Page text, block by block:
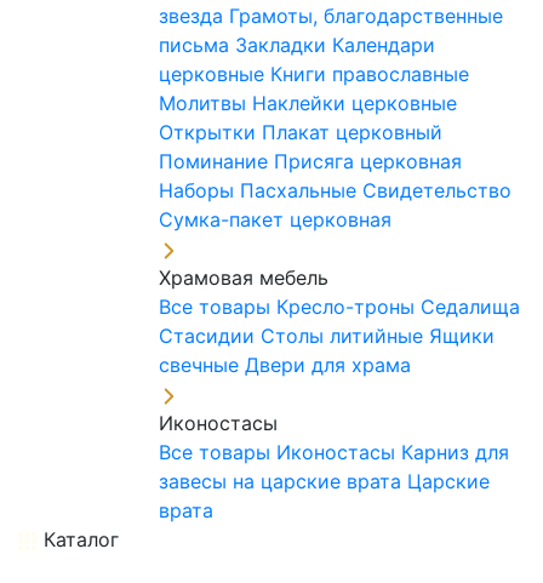
звезда Грамоты, благодарственные
письма Закладки Календари
церковные Книги православные
Молитвы Наклейки церковные
Открытки Плакат церковный
Поминание Присяга церковная
Наборы Пасхальные Свидетельство
Сумка-пакет церковная
Храмовая мебель
Все товары Кресло-троны Седалища
Стасидии Столы литийные Ящики
свечные Двери для храма
Иконостасы
Все товары Иконостасы Карниз для
завесы на царские врата Царские
врата
Каталог